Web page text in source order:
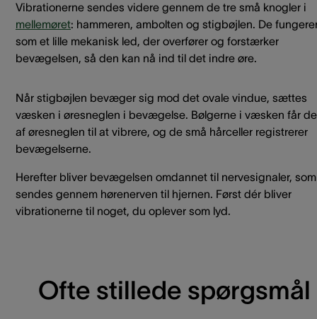
Vibrationerne sendes videre gennem de tre små knogler i
mellemøret: hammeren, ambolten og stigbøjlen. De
som et lille mekanisk led, der overfører og forstærker
bevægelsen, så den kan nå ind til det indre øre.
Når stigbøjlen bevæger sig mod det ovale vindue, sættes
væsken i øresneglen i bevægelse. Bølgerne i væsken får
af øresneglen til at vibrere, og de små hårceller registrerer
bevægelserne.
Herefter bliver bevægelsen omdannet til nervesignaler, som
sendes gennem hørenerven til hjernen. Først dér bliver
vibrationerne til noget, du oplever som lyd.
Ofte stillede spørgsmål